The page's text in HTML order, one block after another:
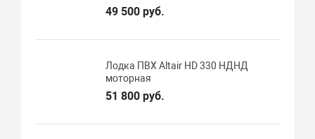
49 500 руб.
Лодка ПВХ Altair HD 330 НДНД
моторная
51 800 руб.